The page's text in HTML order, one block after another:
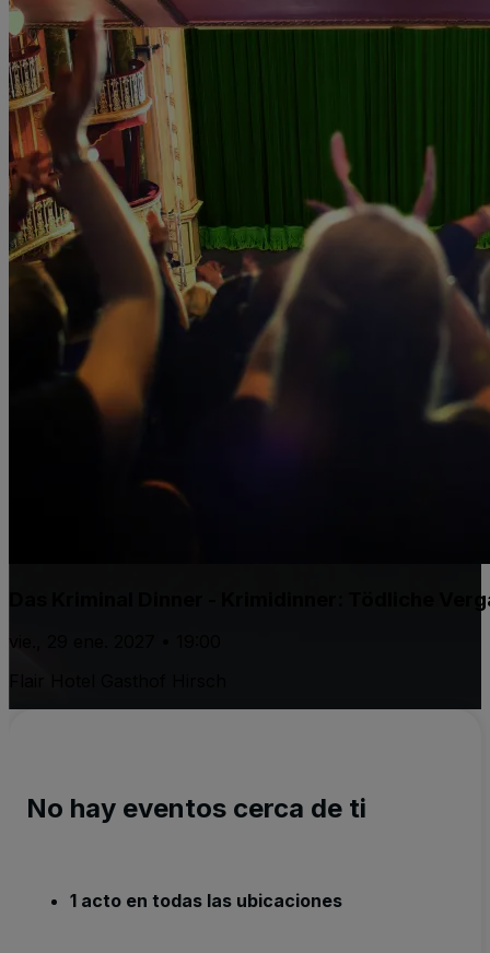
Das Kriminal Dinner - Krimidinner: Tödliche
No hay eventos cerca de ti
1 acto en todas las ubicaciones